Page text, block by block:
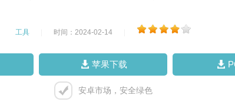
工具 时间：2024-02-14
苹果下载
安卓市场，安全绿色